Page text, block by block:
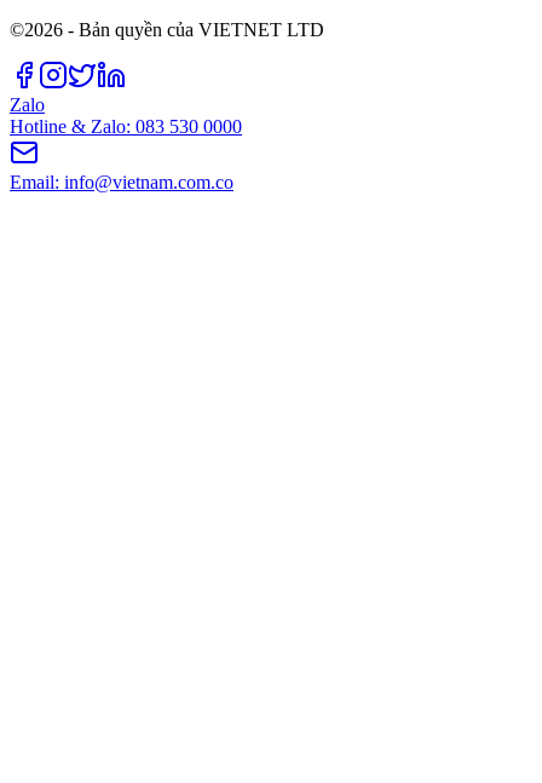
©2026 - Bản quyền của VIETNET LTD
Zalo
Hotline & Zalo: 083 530 0000
Email: info@vietnam.com.co